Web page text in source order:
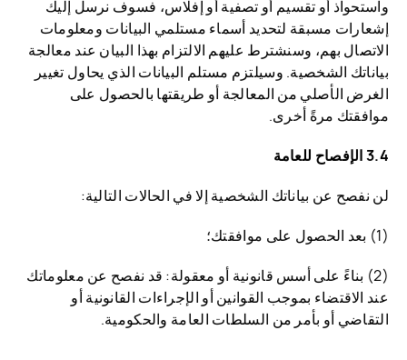
واستحواذ أو تقسيم أو تصفية أو إفلاس، فسوف نرسل إليك
إشعارات مسبقة لتحديد أسماء مستلمي البيانات ومعلومات
الاتصال بهم، وسنشترط عليهم الالتزام بهذا البيان عند معالجة
بياناتك الشخصية. وسيلتزم مستلم البيانات الذي يحاول تغيير
الغرض الأصلي من المعالجة أو طريقتها بالحصول على
موافقتك مرةً أخرى.
3.4 الإفصاح للعامة
لن نفصح عن بياناتك الشخصية إلا في الحالات التالية:
(1) بعد الحصول على موافقتك؛
(2) بناءً على أسس قانونية أو معقولة: قد نفصح عن معلوماتك
عند الاقتضاء بموجب القوانين أو الإجراءات القانونية أو
التقاضي أو بأمر من السلطات العامة والحكومية.